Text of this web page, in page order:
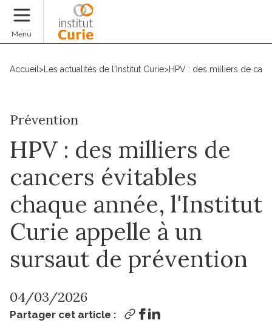
Menu
Accueil > Les actualités de l'Institut Curie>HPV : des milliers de
Prévention
HPV : des milliers de
cancers évitables
chaque année, l'Institut
Curie appelle à un
sursaut de prévention
04/03/2026
Partager cet article :